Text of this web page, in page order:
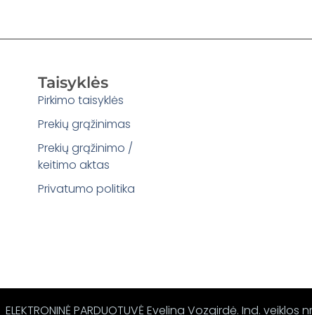
Taisyklės
Pirkimo taisyklės
Prekių grąžinimas
Prekių grąžinimo /
keitimo aktas
Privatumo politika
ELEKTRONINĖ PARDUOTUVĖ Evelina Vozgirdė. Ind. veiklos